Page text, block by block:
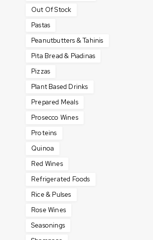
Out Of Stock
Pastas
Peanutbutters & Tahinis
Pita Bread & Piadinas
Pizzas
Plant Based Drinks
Prepared Meals
Prosecco Wines
Proteins
Quinoa
Red Wines
Refrigerated Foods
Rice & Pulses
Rose Wines
Seasonings